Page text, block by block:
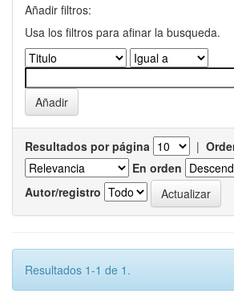
Añadir filtros:
Usa los filtros para afinar la busqueda.
Resultados por página |
En orden
Autor/registro
Resultados 1-1 de 1.